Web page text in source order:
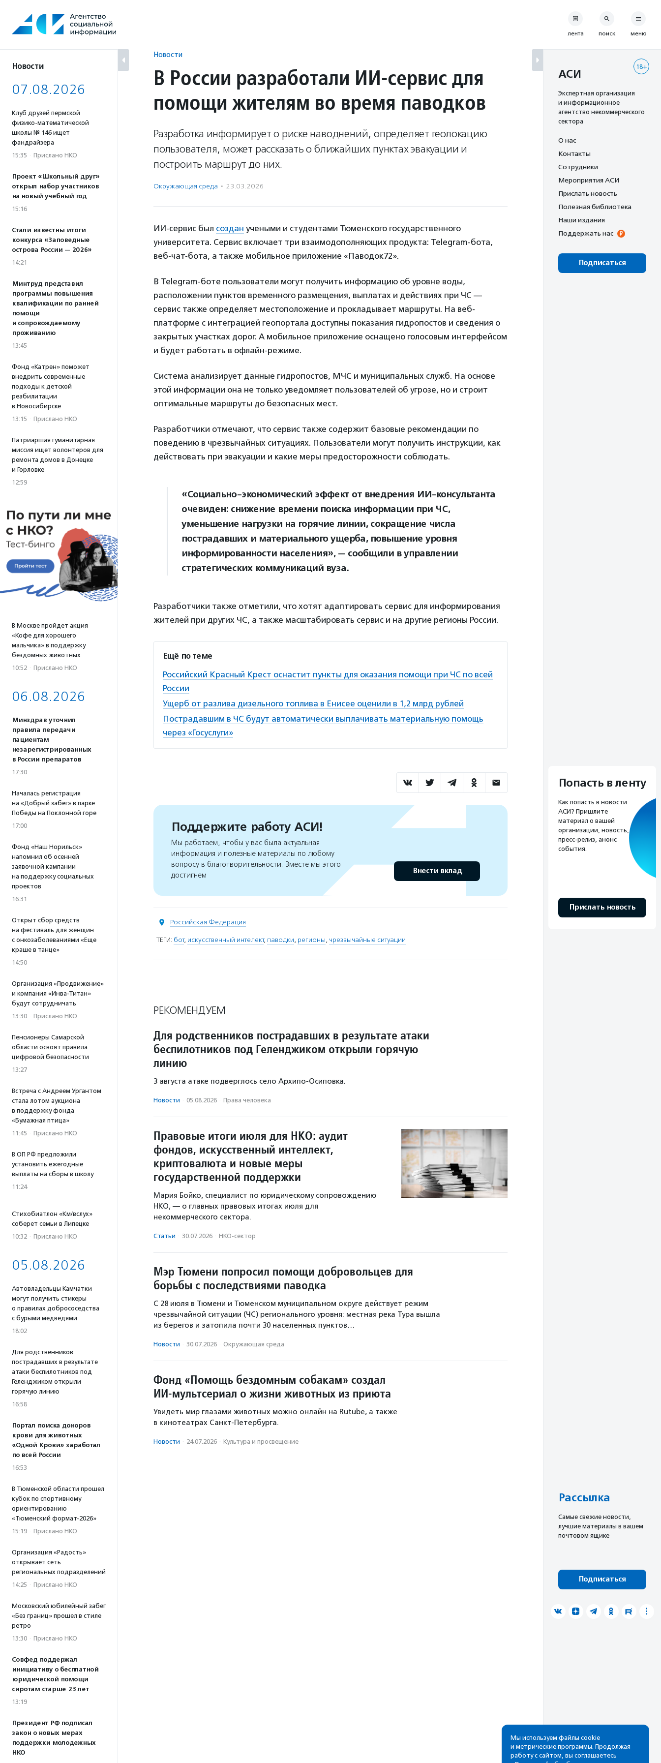
содержанию
Новости
07.08.2026
Клуб друзей пермской
физико-математической
школы № 146 ищет
фандрайзера
15:35 · Прислано НКО
Проект «Школьный друг»
открыл набор участников
на новый учебный год
15:16
Стали известны итоги
конкурса «Заповедные
острова России — 2026»
14:21
Минтруд представил
программы повышения
квалификации по ранней
помощи
и сопровождаемому
проживанию
13:45
Фонд «Катрен» поможет
внедрить современные
подходы к детской
реабилитации
в Новосибирске
13:15 · Прислано НКО
Патриаршая гуманитарная
миссия ищет волонтеров для
ремонта домов в Донецке
и Горловке
12:59
В Москве пройдет акция
«Кофе для хорошего
мальчика» в поддержку
бездомных животных
10:52 · Прислано НКО
06.08.2026
Минздрав уточнил
правила передачи
пациентам
незарегистрированных
в России препаратов
17:30
Началась регистрация
на «Добрый забег» в парке
Победы на Поклонной горе
17:00
Фонд «Наш Норильск»
напомнил об осенней
заявочной кампании
на поддержку социальных
проектов
16:31
Открыт сбор средств
на фестиваль для женщин
с онкозаболеваниями «Еще
краше в танце»
14:50
Организация «Продвижение»
и компания «Инва-Титан»
будут сотрудничать
13:30 · Прислано НКО
Пенсионеры Самарской
области освоят правила
цифровой безопасности
13:27
Встреча с Андреем Ургантом
стала лотом аукциона
в поддержку фонда
«Бумажная птица»
11:45 · Прислано НКО
В ОП РФ предложили
установить ежегодные
выплаты на сборы в школу
11:24
Стихобиатлон «Км/вслух»
соберет семьи в Липецке
10:32 · Прислано НКО
05.08.2026
Автовладельцы Камчатки
могут получить стикеры
о правилах добрососедства
с бурыми медведями
18:02
Для родственников
пострадавших в результате
атаки беспилотников под
Геленджиком открыли
горячую линию
16:58
Портал поиска доноров
крови для животных
«Одной Крови» заработал
по всей России
16:53
В Тюменской области прошел
кубок по спортивному
ориентированию
«Тюменский формат-2026»
15:19 · Прислано НКО
Организация «Радость»
открывает сеть
региональных подразделений
14:25 · Прислано НКО
Московский юбилейный забег
«Без границ» прошел в стиле
ретро
13:30 · Прислано НКО
Совфед поддержал
инициативу о бесплатной
юридической помощи
сиротам старше 23 лет
13:19
Президент РФ подписал
закон о новых мерах
поддержки молодежных
НКО
Новости
В России разработали ИИ-сервис для
помощи жителям во время паводков
Разработка информирует о риске наводнений, определяет геолокацию
пользователя, может рассказать о ближайших пунктах эвакуации и
построить маршрут до них.
Окружающая среда · 23.03.2026
ИИ-сервис был создан учеными и студентами Тюменского государственного
университета. Сервис включает три взаимодополняющих продукта: Telegram-бота,
веб-чат-бота, а также мобильное приложение «Паводок72».
В Telegram-боте пользователи могут получить информацию об уровне воды,
расположении пунктов временного размещения, выплатах и действиях при ЧС —
сервис также определяет местоположение и прокладывает маршруты. На веб-
платформе с интеграцией геопортала доступны показания гидропостов и сведения о
закрытых участках дорог. А мобильное приложение оснащено голосовым интерфейсом
и будет работать в офлайн-режиме.
Система анализирует данные гидропостов, МЧС и муниципальных служб. На основе
этой информации она не только уведомляет пользователей об угрозе, но и строит
оптимальные маршруты до безопасных мест.
Разработчики отмечают, что сервис также содержит базовые рекомендации по
поведению в чрезвычайных ситуациях. Пользователи могут получить инструкции, как
действовать при эвакуации и какие меры предосторожности соблюдать.
«Социально-экономический эффект от внедрения ИИ-консультанта
очевиден: снижение времени поиска информации при ЧС,
уменьшение нагрузки на горячие линии, сокращение числа
пострадавших и материального ущерба, повышение уровня
информированности населения», — сообщили в управлении
стратегических коммуникаций вуза.
Разработчики также отметили, что хотят адаптировать сервис для информирования
жителей при других ЧС, а также масштабировать сервис и на другие регионы России.
Ещё по теме
Российский Красный Крест оснастит пункты для оказания помощи при ЧС по всей
России
Ущерб от разлива дизельного топлива в Енисее оценили в 1,2 млрд рублей
Пострадавшим в ЧС будут автоматически выплачивать материальную помощь
через «Госуслуги»
Поддержите работу АСИ!
Мы работаем, чтобы у вас была актуальная
информация и полезные материалы по любому
вопросу в благотворительности. Вместе мы этого
достигнем
Внести вклад
Российская Федерация
ТЕГИ: бот, искусственный интелект, паводки, регионы, чрезвычайные ситуации
РЕКОМЕНДУЕМ
Для родственников пострадавших в результате атаки
беспилотников под Геленджиком открыли горячую
линию
3 августа атаке подверглось село Архипо‑Осиповка.
Новости · 05.08.2026 · Права человека
Правовые итоги июля для НКО: аудит
фондов, искусственный интеллект,
криптовалюта и новые меры
государственной поддержки
Мария Бойко, специалист по юридическому сопровождению
НКО, — о главных правовых итогах июля для
некоммерческого сектора.
Статьи · 30.07.2026 · НКО-сектор
Мэр Тюмени попросил помощи добровольцев для
борьбы с последствиями паводка
С 28 июля в Тюмени и Тюменском муниципальном округе действует режим
чрезвычайной ситуации (ЧС) регионального уровня: местная река Тура вышла
из берегов и затопила почти 30 населенных пунктов…
Новости · 30.07.2026 · Окружающая среда
Фонд «Помощь бездомным собакам» создал
ИИ‑мультсериал о жизни животных из приюта
Увидеть мир глазами животных можно онлайн на Rutube, а также
в кинотеатрах Санкт-Петербурга.
Новости · 24.07.2026 · Культура и просвещение
лента поиск меню
18+
АСИ
Экспертная организация
и информационное
агентство некоммерческого
сектора
О нас
Контакты
Сотрудники
Мероприятия АСИ
Прислать новость
Полезная библиотека
Наши издания
Поддержать нас
Подписаться
Попасть в ленту
Как попасть в новости
АСИ? Пришлите
материал о вашей
организации, новость,
пресс-релиз, анонс
события.
Прислать новость
Рассылка
Cамые свежие новости,
лучшие материалы в вашем
почтовом ящике
Подписаться
Мы используем файлы cookie
и метрические программы. Продолжая
работу с сайтом, вы соглашаетесь